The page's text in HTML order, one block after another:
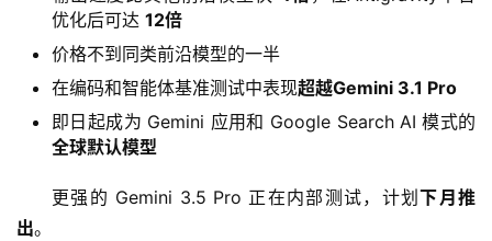
优化后可达 12倍
价格不到同类前沿模型的一半
在编码和智能体基准测试中表现超越Gemini 3.1 Pro
即日起成为 Gemini 应用和 Google Search AI 模式的
全球默认模型
更强的 Gemini 3.5 Pro 正在内部测试，计划下月推
出。